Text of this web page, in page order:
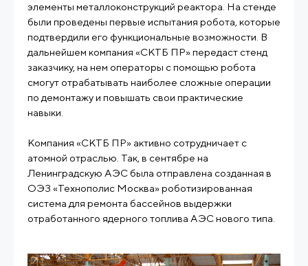
элементы металлоконструкций реактора. На стенде
были проведены первые испытания робота, которые
подтвердили его функциональные возможности. В
дальнейшем компания «СКТБ ПР» передаст стенд
заказчику, на нем операторы с помощью робота
смогут отрабатывать наиболее сложные операции
по демонтажу и повышать свои практические
навыки.
Компания «СКТБ ПР» активно сотрудничает с
атомной отраслью. Так, в сентябре на
Ленинградскую АЭС была отправлена созданная в
ОЭЗ «Технополис Москва» роботизированная
система для ремонта бассейнов выдержки
отработанного ядерного топлива АЭС нового типа.